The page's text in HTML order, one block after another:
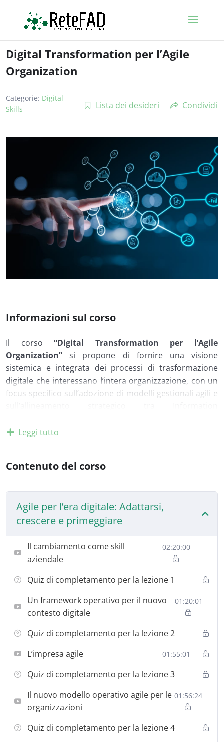
Digital Transformation per l’Agile
Organization
Categorie: Digital
Skills
Lista dei desideri Condividi
Informazioni sul corso
Il corso“Digital Transformation per l’Agile
Organization” si propone di fornire una visione
sistemica e integrata dei processi di trasformazione
digitale che interessano l’intera organizzazione, con un
focus specifico sull’adozione di modelli gestionali agili e
trasformazione digitale viene affrontata non solo come
business, l’ottimizzazione dei processi e lo sviluppo di
dalla rivoluzione digitale e dai principi dell’Industria 5.0.
Il percorso formativo esplora i paradigmi emergenti
dell’economia digitale, quali la
catena del valore, ladigitalizzazione delle operations,
lagestione integrata della conoscenza (Knowledge
Management)e l’ adozione del mindset agile e lean
Particolare attenzione è riservata alle implicazioni
transformation, nonché all’utilizzo di strumenti digitali e
metodologie comeDesign Thinking Kanban
innovativi e data-driven.
Leggi tutto
Contenuto del corso
Agile per l’era digitale: Adattarsi,
crescere e primeggiare
Il cambiamento come skill
aziendale
02:20:00
Quiz di completamento per la lezione 1
Un framework operativo per il nuovo
contesto digitale
01:20:01
Quiz di completamento per la lezione 2
L’impresa agile
01:55:01
Quiz di completamento per la lezione 3
Il nuovo modello operativo agile per le
organizzazioni
01:56:24
Quiz di completamento per la lezione 4